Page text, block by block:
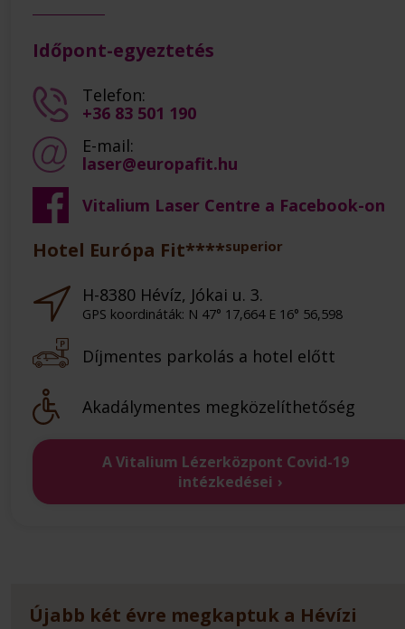
Időpont-egyeztetés
Telefon:
+36 83 501 190
E-mail:
laser@europafit.hu
Vitalium Laser Centre a Facebook-on
Hotel Európa Fit****superior
H-8380 Hévíz, Jókai u. 3.
GPS koordináták: N 47° 17,664 E 16° 56,598
Díjmentes parkolás a hotel előtt
Akadálymentes megközelíthetőség
A Vitalium Lézerközpont Covid-19
intézkedései
Újabb két évre megkaptuk a Hévízi